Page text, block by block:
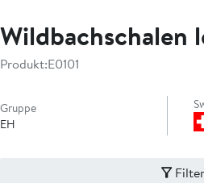
Wildbachschalen
Produkt:E0101
Gruppe
EH
Filter